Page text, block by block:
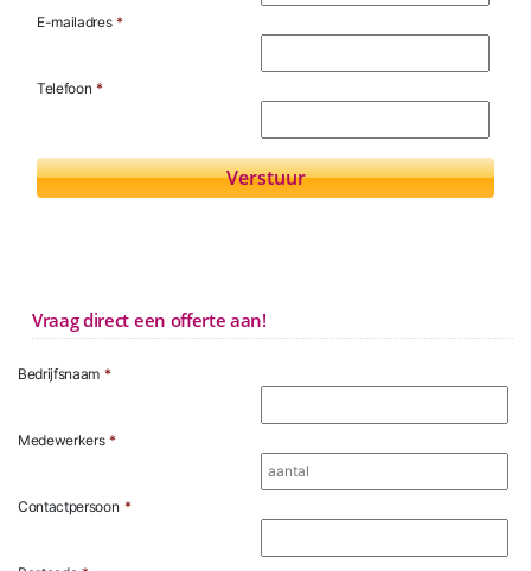
E-mailadres *
Telefoon *
Vraag direct een offerte aan!
Bedrijfsnaam *
Medewerkers *
Contactpersoon *